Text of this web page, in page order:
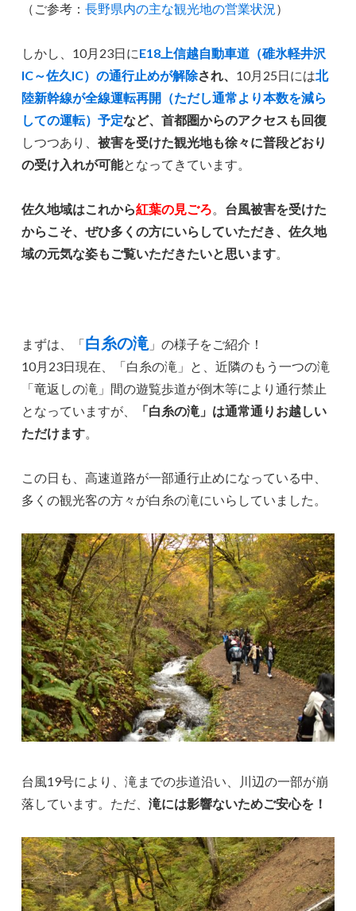
（ご参考：長野県内の主な観光地の営業状況）
しかし、10月23日にE18上信越自動車道（碓氷軽井沢
IC～佐久IC）の通行止めが解除され、 10月25日には北
陸新幹線が全線運転再開（ただし通常より本数を減ら
しての運転）予定など、首都圏からのアクセスも回復
しつつあり、被害を受けた観光地も徐々に普段どおり
の受け入れが可能となってきています。
佐久地域はこれから紅葉の見ごろ。 台風被害を受けた
からこそ、ぜひ多くの方にいらしていただき、佐久地
域の元気な姿もご覧いただきたいと思います。
まずは、「白糸の滝 」の様子をご紹介！
10月23日現在、「白糸の滝」と、近隣のもう一つの滝
「竜返しの滝」間の遊覧歩道が倒木等により通行禁止
となっていますが、
「白糸の滝」は通常通りお越しい
ただけます。
この日も、高速道路が一部通行止めになっている中、
多くの観光客の方々が白糸の滝にいらしていました。
台風19号により、滝までの歩道沿い、川辺の一部が崩
落しています。ただ、滝には影響ないためご安心を！